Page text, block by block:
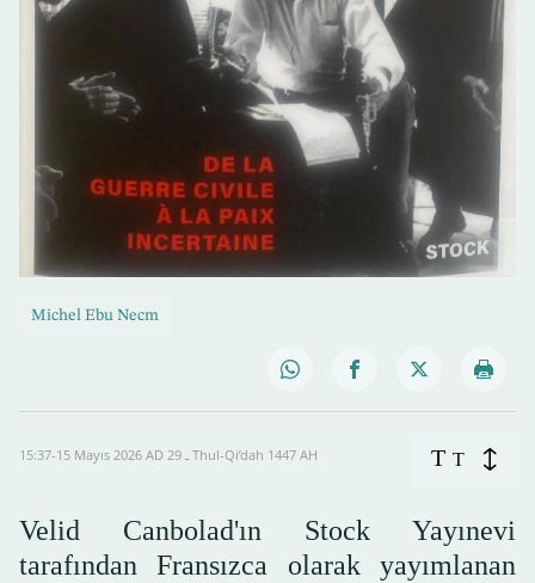
Michel Ebu Necm
15:37-15 Mayıs 2026 AD ـ 29 Thul-Qi’dah 1447 AH T T
Velid Canbolad'ın Stock Yayınevi
tarafından Fransızca olarak yayımlanan